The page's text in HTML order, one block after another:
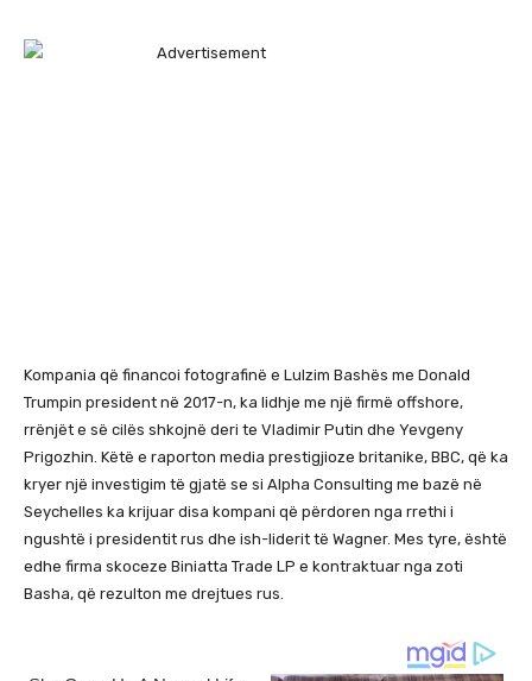
Kompania që financoi fotografinë e Lulzim Bashës me Donald
Trumpin president në 2017-n, ka lidhje me një firmë offshore,
rrënjët e së cilës shkojnë deri te Vladimir Putin dhe Yevgeny
Prigozhin. Këtë e raporton media prestigjioze britanike, BBC, që ka
kryer një investigim të gjatë se si Alpha Consulting me bazë në
Seychelles ka krijuar disa kompani që përdoren nga rrethi i
ngushtë i presidentit rus dhe ish-liderit të Wagner. Mes tyre, është
edhe firma skoceze Biniatta Trade LP e kontraktuar nga zoti
Basha, që rezulton me drejtues rus.